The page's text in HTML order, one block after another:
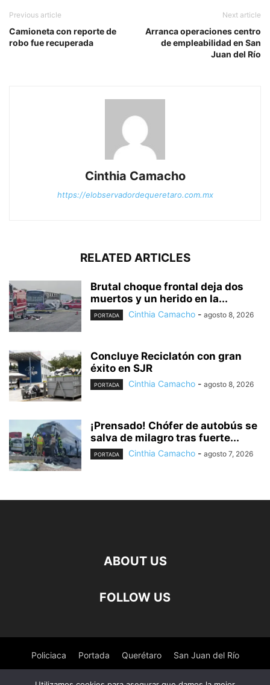
Previous article
Camioneta con reporte de
robo fue recuperada
Next article
Arranca operaciones centro
de empleabilidad en San
Juan del Río
Cinthia Camacho
https://elobservadordequeretaro.com.mx
RELATED ARTICLES
Brutal choque frontal deja dos
muertos y un herido en la...
PORTADA Cinthia Camacho - agosto 8, 2026
Concluye Reciclatón con gran
éxito en SJR
PORTADA Cinthia Camacho - agosto 8, 2026
¡Prensado! Chófer de autobús se
salva de milagro tras fuerte...
PORTADA Cinthia Camacho - agosto 7, 2026
ABOUT US
FOLLOW US
Policiaca Portada Querétaro San Juan del Río